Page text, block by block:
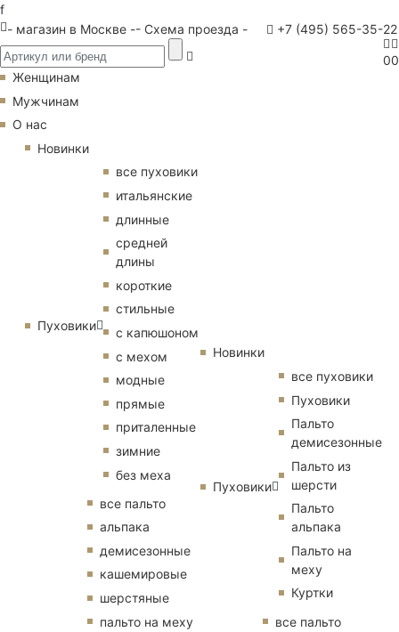
f
- магазин в Москве -- Схема проезда - +7 (495) 565-35-22
00
Женщинам
Мужчинам
О нас
Новинки
Пуховики
все пуховики
итальянские
длинные
средней
длины
короткие
стильные
с капюшоном
с мехом
модные
прямые
приталенные
зимние
без меха
все пальто
альпака
демисезонные
кашемировые
шерстяные
пальто на меху
Новинки
Пуховики
все пуховики
Пуховики
Пальто
демисезонные
Пальто из
шерсти
Пальто
альпака
Пальто на
меху
Куртки
все пальто